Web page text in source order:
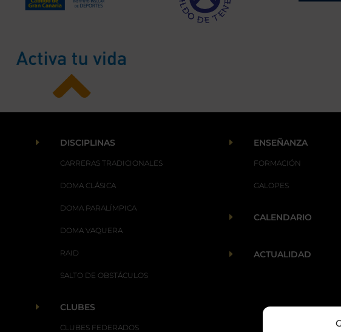
E DISCIPLINAS
CARRERAS TRADICIONALES
DOMA CLÁSICA
DOMA PARALÍMPICA
DOMA VAQUERA
RAID
SALTO DE OBSTÁCULOS
E CLUBES
CLUBES FEDERADOS
E ENSEÑANZA
FORMACIÓN
GALOPES
E CALENDARIO
E ACTUALIDAD